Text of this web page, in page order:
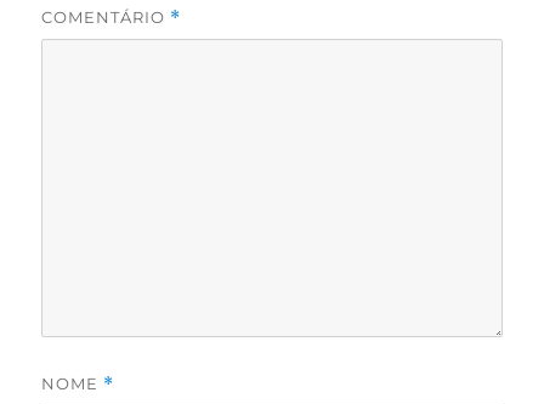
COMENTÁRIO *
NOME *